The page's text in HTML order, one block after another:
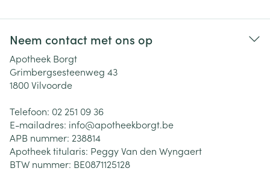
Neem contact met ons op
Apotheek Borgt
Grimbergsesteenweg 43
1800Vilvoorde
Telefoon: 02 251 09 36
E-mailadres: info@apotheekborgt.be
APB nummer: 238814
Apotheek titularis: Peggy Van den Wyngaert
BTW nummer: BE0871125128